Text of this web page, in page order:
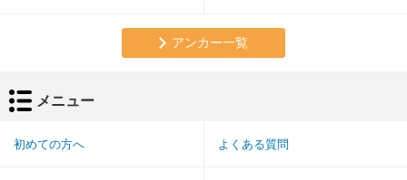
アンカー一覧
メニュー
初めての方へ よくある質問